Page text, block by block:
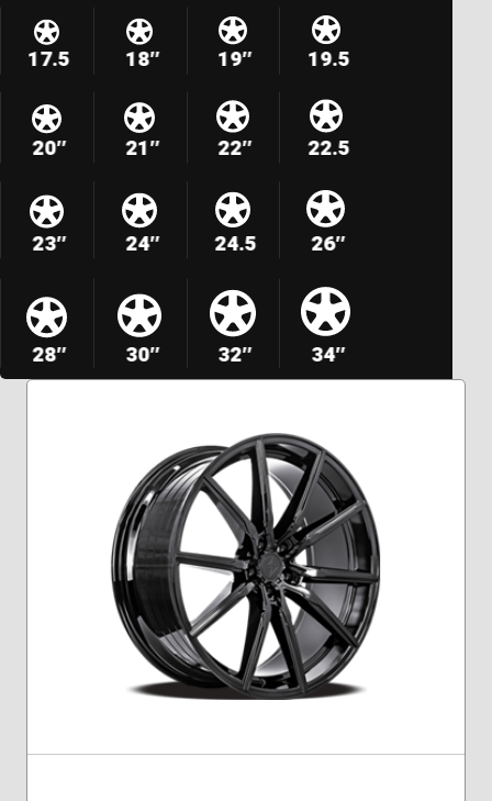
17.5 18″ 19″ 19.5
20″ 21″ 22″ 22.5
23″ 24″ 24.5 26″
28″ 30″ 32″ 34″